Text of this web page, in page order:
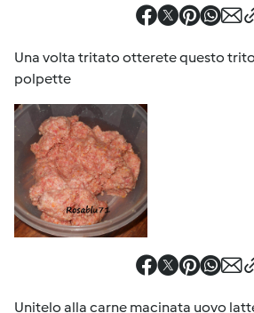
Una volta tritato otterete questo
polpette
Unitelo alla carne macinata uovo